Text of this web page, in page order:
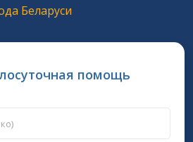
Беларуси
помощь